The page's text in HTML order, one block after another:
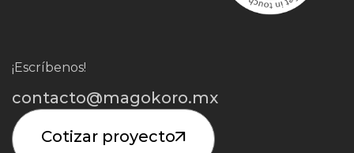
¡Escríbenos!
contacto@magokoro.mx
Cotizar proyecto